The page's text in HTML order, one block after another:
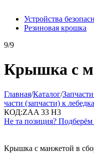
Устройства
Резиновая крошка
9/9
Крышка с
Главная/Каталог/
части (запчасти) к
КОД:ZAA 33 H3
Не та позиция?
Крышка с манжетой в